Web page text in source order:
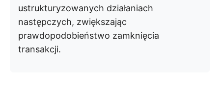
ustrukturyzowanych działaniach
następczych, zwiększając
prawdopodobieństwo zamknięcia
transakcji.